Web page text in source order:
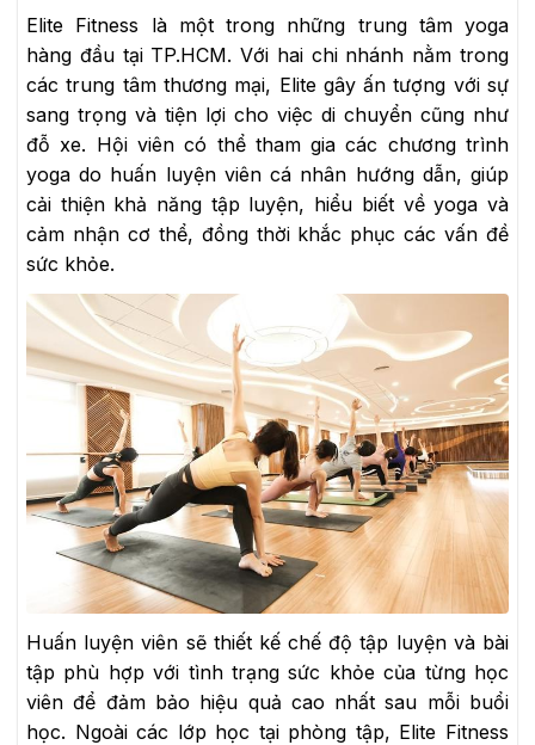
Elite Fitness là một trong những trung tâm yoga
hàng đầu tại TP.HCM. Với hai chi nhánh nằm trong
các trung tâm thương mại, Elite gây ấn tượng với sự
sang trọng và tiện lợi cho việc di chuyển cũng như
đỗ xe. Hội viên có thể tham gia các chương trình
yoga do huấn luyện viên cá nhân hướng dẫn, giúp
cải thiện khả năng tập luyện, hiểu biết về yoga và
cảm nhận cơ thể, đồng thời khắc phục các vấn đề
sức khỏe.
Huấn luyện viên sẽ thiết kế chế độ tập luyện và bài
tập phù hợp với tình trạng sức khỏe của từng học
viên để đảm bảo hiệu quả cao nhất sau mỗi buổi
học. Ngoài các lớp học tại phòng tập, Elite Fitness